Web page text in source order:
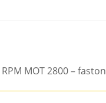
MOT 2800 – faston